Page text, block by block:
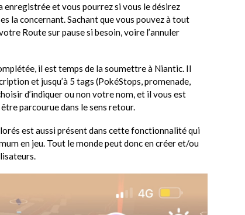
et vous pourrez si vous le désirez
la concernant. Sachant que vous pouvez à tout
Route sur pause si besoin, voire l’annuler
il est temps de la soumettre à Niantic. Il
et jusqu’à 5 tags (PokéStops, promenade,
d’indiquer ou non votre nom, et il vous est
parcourue dans le sens retour.
est aussi présent dans cette fonctionnalité qui
en jeu. Tout le monde peut donc en créer et/ou